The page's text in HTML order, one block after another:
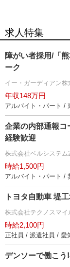
求人特集
障がい者採用/「
ーク
イー・ガーディアン株
年収148万円
アルバイト・パート /
企業の内部通報コ
経験歓迎
株式会社ベルシステム
時給1,500円
アルバイト・パート /
トヨタ自動車 堤
株式会社テクノスマイ
時給2,100円
正社員 / 派遣社員 / 愛
デンソーで働こ